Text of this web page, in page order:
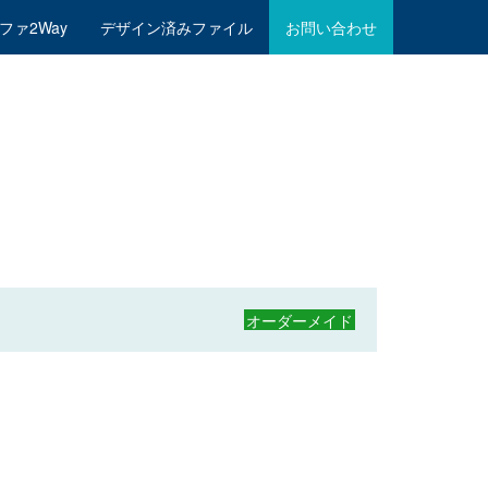
ァ2Way デザイン済みファイル お問い合わせ
オーダーメイド